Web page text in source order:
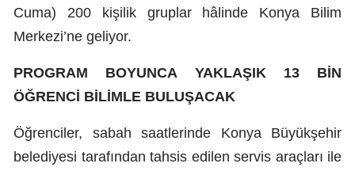
Kars
Cuma) 200 kişilik gruplar hâlinde Konya Bilim
Merkezi’ne geliyor.
PROGRAM BOYUNCA YAKLAŞIK 13 BİN
ÖĞRENCİ BİLİMLE BULUŞACAK
Öğrenciler, sabah saatlerinde Konya Büyükşehir
belediyesi tarafından tahsis edilen servis araçları ile